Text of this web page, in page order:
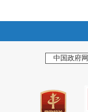
中国政府网